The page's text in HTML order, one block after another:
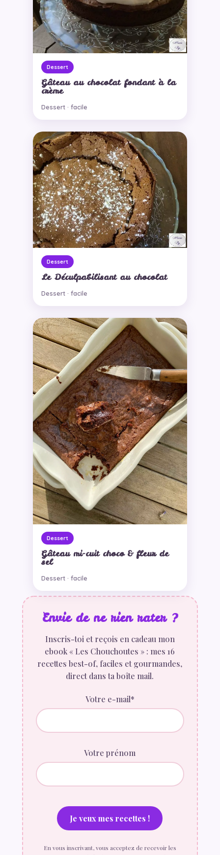
Dessert
Gâteau au chocolat fondant à la
crème
Dessert · facile
Dessert
Le Déculpabilisant au chocolat
Dessert · facile
Dessert
Gâteau mi-cuit choco & fleur de
sel
Dessert · facile
Envie de ne rien rater ?
Inscris-toi et reçois en cadeau mon
ebook « Les Chouchoutes » : mes 16
recettes best-of, faciles et gourmandes,
direct dans ta boîte mail.
Votre e-mail*
Votre prénom
En vous inscrivant, vous acceptez de recevoir les